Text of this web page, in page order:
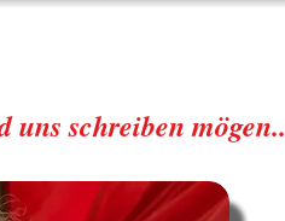
schreiben mögen..